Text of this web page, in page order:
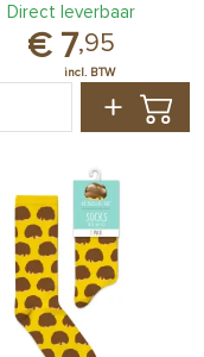
7,95
Direct leverbaar